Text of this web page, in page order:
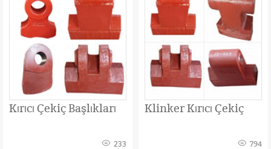
Kırıcı Çekiç Başlıkları
233
Klinker Kırıcı Çekiç
794